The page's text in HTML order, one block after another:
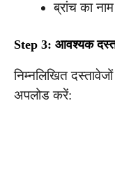
ब्रांच का नाम
Step 3: आवश्यक
निम्नलिखित
अपलोड करें: